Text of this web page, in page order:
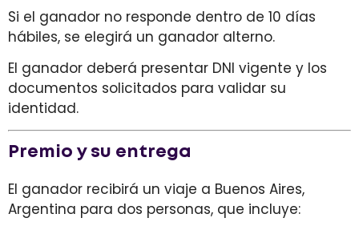
Si el ganador no responde dentro de 10 días
hábiles, se elegirá un ganador alterno.
El ganador deberá presentar DNI vigente y los
documentos solicitados para validar su
identidad.
Premio y su entrega
El ganador recibirá un viaje a Buenos Aires,
Argentina para dos personas, que incluye: